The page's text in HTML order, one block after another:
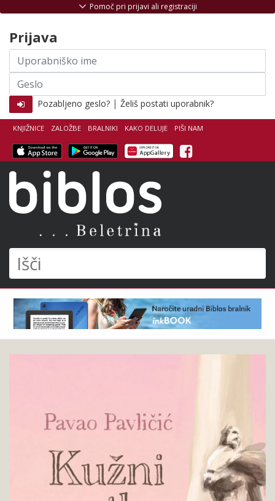
Išči
KNJIŽNICE ZALOŽBE BRALNIKI KAKO DELUJE PIŠI NAM
Facebook
Pomoč pri prijavi ali registraciji
Prijava
Uporabniško
ime
Geslo
Pozabljeno geslo? | Želiš postati uporabnik?
Pavao
Kužni